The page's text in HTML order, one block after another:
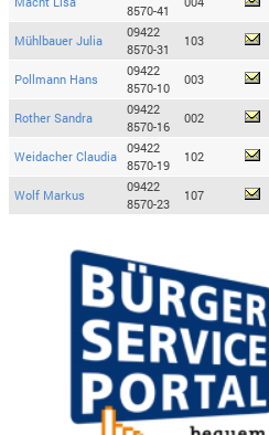
8570-41
Mühlbauer Julia
09422
8570-31
103
Pollmann Hans
09422
8570-10
003
Rother Sandra
09422
8570-16
002
Weidacher Claudia
09422
8570-19
102
Wolf Markus
09422
8570-23
107